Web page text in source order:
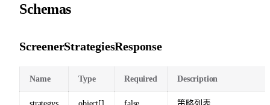
Schemas
ScreenerStrategiesResponse
Name Type Required Description
strategys object[] false 策略列表